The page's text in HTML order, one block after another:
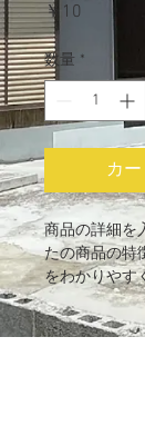
￥10
数量 *
カ
商品の詳細を
たの商品の特
をわかりやす